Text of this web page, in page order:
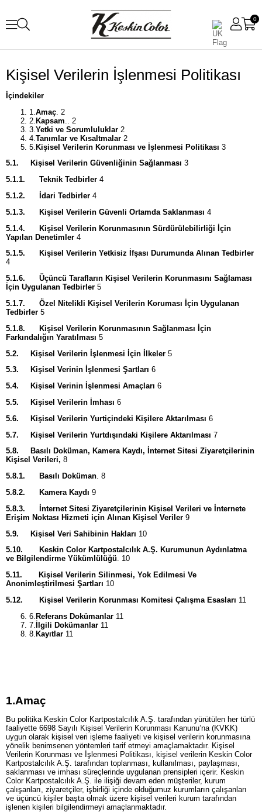
0
Kişisel Verilerin İşlenmesi Politikası
İçindekiler
1. Amaç . 2
2. Kapsam .. 2
3. Yetki ve Sorumluluklar 2
4. Tanımlar ve Kısaltmalar 2
5. Kişisel Verilerin Korunması ve İşlenmesi Politikası 3
5.1.
Kişisel Verilerin Güvenliğinin Sağlanması 3
5.1.1.
Teknik Tedbirler 4
5.1.2.
İdari Tedbirler 4
5.1.3.
Kişisel Verilerin Güvenli Ortamda Saklanması 4
5.1.4.
Kişisel Verilerin Korunmasının Sürdürülebilirliği İçin
Yapılan Denetimler 4
5.1.5.
Kişisel Verilerin Yetkisiz İfşası Durumunda Alınan Tedbirler
4
5.1.6.
Üçüncü Tarafların Kişisel Verilerin Korunmasını Sağlaması
İçin Uygulanan Tedbirler 5
5.1.7.
Özel Nitelikli Kişisel Verilerin Koruması İçin Uygulanan
Tedbirler 5
5.1.8.
Kişisel Verilerin Korunmasının Sağlanması İçin
Farkındalığın Yaratılması 5
5.2.
Kişisel Verilerin İşlenmesi İçin İlkeler 5
5.3.
Kişisel Verinin İşlenmesi Şartları 6
5.4.
Kişisel Verinin İşlenmesi Amaçları 6
5.5.
Kişisel Verilerin İmhası 6
5.6.
Kişisel Verilerin Yurtiçindeki Kişilere Aktarılması 6
5.7.
Kişisel Verilerin Yurtdışındaki Kişilere Aktarılması 7
5.8.
Basılı Doküman, Kamera Kaydı, İnternet Sitesi Ziyaretçilerinin
Kişisel Verileri, 8
5.8.1.
Basılı Doküman. 8
5.8.2.
Kamera Kaydı 9
5.8.3.
İnternet Sitesi Ziyaretçilerinin Kişisel Verileri ve İnternete
Erişim Noktası Hizmeti için Alınan Kişisel Veriler 9
5.9.
Kişisel Veri Sahibinin Hakları 10
5.10.
Keskin Color Kartpostalcılık A.Ş. Kurumunun Aydınlatma
ve Bilgilendirme Yükümlülüğü. 10
5.11.
Kişisel Verilerin Silinmesi, Yok Edilmesi Ve
Anonimleştirilmesi Şartları 10
5.12.
Kişisel Verilerin Korunması Komitesi Çalışma Esasları 11
6. Referans Dokümanlar 11
7. İlgili Dokümanlar 11
8. Kayıtlar 11
1.Amaç
Bu politika Keskin Color Kartpostalcılık A.Ş. tarafından yürütülen her türlü
faaliyette 6698 Sayılı Kişisel Verilerin Korunması Kanunu’na (KVKK)
uygun olarak kişisel veri işleme faaliyeti ve kişisel verilerin korunmasına
yönelik benimsenen yöntemleri tarif etmeyi amaçlamaktadır. Kişisel
Verilerin Korunması ve İşlenmesi Politikası, kişisel verilerin Keskin Color
Kartpostalcılık A.Ş. tarafından toplanması, kullanılması, paylaşması,
saklanması ve imhası süreçlerinde uygulanan prensipleri içerir. Keskin
Color Kartpostalcılık A.Ş. ile ilişiği devam eden müşteriler, kurum
çalışanları, ziyaretçiler, işbirliği içinde olduğumuz kurumların çalışanları
ve üçüncü kişiler başta olmak üzere kişisel verileri kurum tarafından
işlenen kişileri bilgilendirmeyi amaçlanmaktadır.